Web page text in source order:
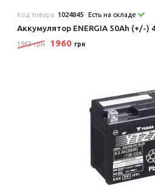
Код товара: 1024845 Есть на складе
Аккумулятор ENERGIA 50Ah (+/-)
1963 грн 1960 грн